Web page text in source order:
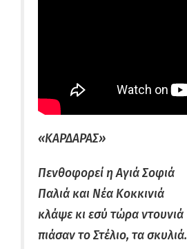
«ΚΑΡΔΑΡΑΣ»
Πενθοφορεί η Αγιά Σοφιά
Παλιά και Νέα Κοκκινιά
κλάψε κι εσύ τώρα ντουνιά
πιάσαν το Στέλιο, τα σκυλιά.